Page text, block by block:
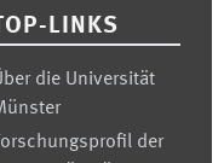
LINKS
die Universität
der